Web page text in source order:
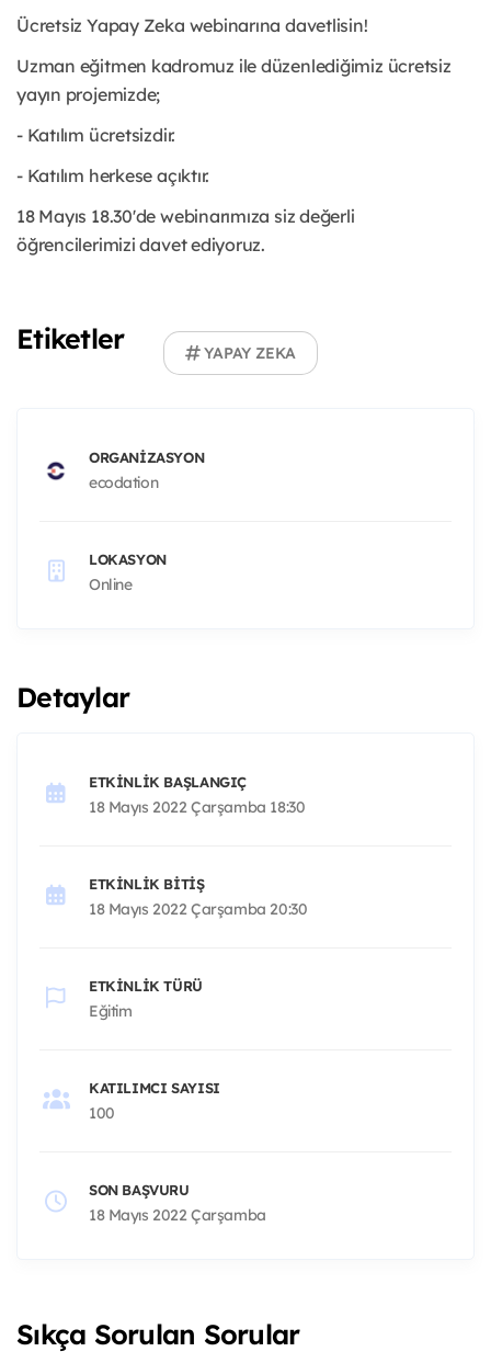
Ücretsiz Yapay Zeka webinarına davetlisin!
Uzman eğitmen kadromuz ile düzenlediğimiz ücretsiz
yayın projemizde;
- Katılım ücretsizdir.
- Katılım herkese açıktır.
18 Mayıs 18.30'de webinarımıza siz değerli
öğrencilerimizi davet ediyoruz.
Etiketler YAPAY ZEKA
ORGANIZASYON
ecodation
LOKASYON
Online
Detaylar
ETKINLIK BAŞLANGIÇ
18 Mayıs 2022 Çarşamba 18:30
ETKINLIK BITIŞ
18 Mayıs 2022 Çarşamba 20:30
ETKINLIK TÜRÜ
Eğitim
KATILIMCI SAYISI
100
SON BAŞVURU
18 Mayıs 2022 Çarşamba
Sıkça Sorulan Sorular